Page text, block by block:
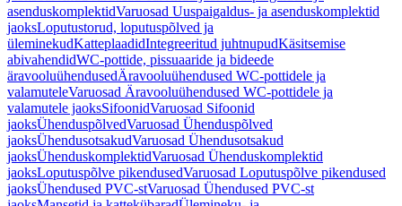
asenduskomplektidVaruosad Uuspaigaldus- ja asenduskomplektid
jaoksLoputustorud, loputuspõlved ja
üleminekudKatteplaadidIntegreeritud juhtnupudKäsitsemise
abivahendidWC-pottide, pissuaaride ja bideede
äravooluühendusedÄravooluühendused WC-pottidele ja
valamuteleVaruosad Äravooluühendused WC-pottidele ja
valamutele jaoksSifoonidVaruosad Sifoonid
jaoksÜhenduspõlvedVaruosad Ühenduspõlved
jaoksÜhendusotsakudVaruosad Ühendusotsakud
jaoksÜhenduskomplektidVaruosad Ühenduskomplektid
jaoksLoputuspõlve pikendusedVaruosad Loputuspõlve pikendused
jaoksÜhendused PVC-stVaruosad Ühendused PVC-st